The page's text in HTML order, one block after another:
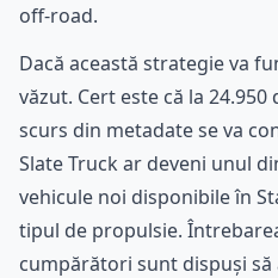
off-road.
Dacă această strategie va
văzut. Cert este că la
scurs din metadate se va
Slate Truck ar deveni unul
vehicule noi disponibile în
tipul de propulsie.
cumpărători sunt dispuși